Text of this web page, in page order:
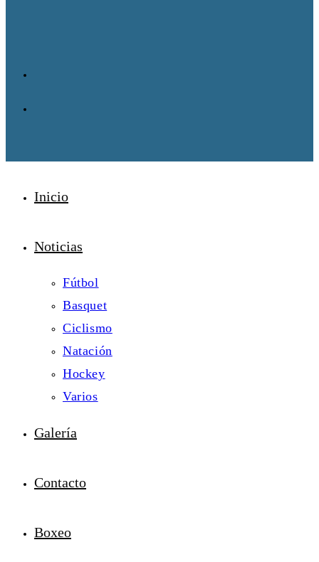
Inicio
Noticias
Fútbol
Basquet
Ciclismo
Natación
Hockey
Varios
Galería
Contacto
Boxeo